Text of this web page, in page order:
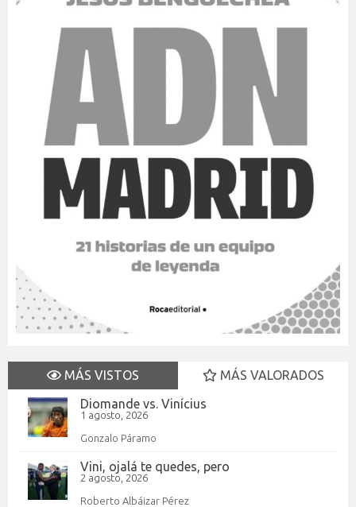
MÁS VISTOS
MÁS VALORADOS
Diomande vs. Vinícius
1 agosto, 2026
Gonzalo Páramo
Vini, ojalá te quedes, pero
2 agosto, 2026
Roberto Albáizar Pérez